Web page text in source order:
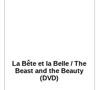
La Bête et la Belle / The
Beast and the Beauty
(DVD)